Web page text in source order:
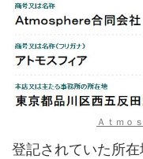
Ａｔｍｏ
登記されていた所在